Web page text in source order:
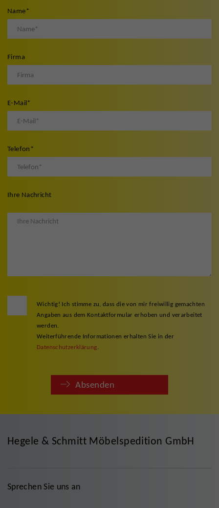
Name*
Firma
E-Mail*
Telefon *
Ihre Nachricht
Wichtig! Ich stimme zu, dass die von mir freiwillig gemachten
Angaben aus dem Kontaktformular erhoben und verarbeitet
werden.
Weiterführende Informationen erhalten Sie in der
Datenschutzerklärung.
Absenden
Hegele & Schmitt Möbelspedition GmbH
Sprechen Sie uns an